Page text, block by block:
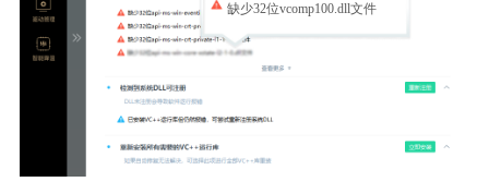
缺少32位vcomp100.dll文件